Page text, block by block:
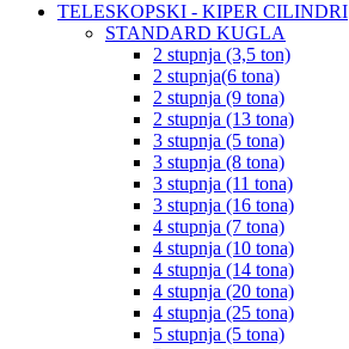
TELESKOPSKI - KIPER CILINDRI
STANDARD KUGLA
2 stupnja (3,5 ton)
2 stupnja(6 tona)
2 stupnja (9 tona)
2 stupnja (13 tona)
3 stupnja (5 tona)
3 stupnja (8 tona)
3 stupnja (11 tona)
3 stupnja (16 tona)
4 stupnja (7 tona)
4 stupnja (10 tona)
4 stupnja (14 tona)
4 stupnja (20 tona)
4 stupnja (25 tona)
5 stupnja (5 tona)